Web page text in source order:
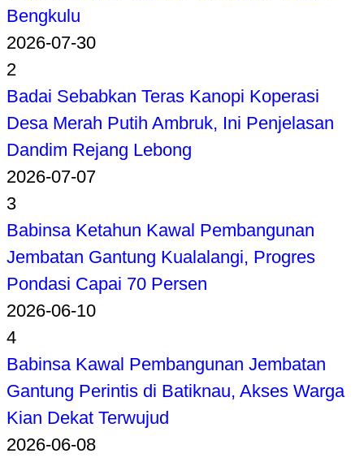
Bengkulu
2026-07-30
2
Badai Sebabkan Teras Kanopi Koperasi
Desa Merah Putih Ambruk, Ini Penjelasan
Dandim Rejang Lebong
2026-07-07
3
Babinsa Ketahun Kawal Pembangunan
Jembatan Gantung Kualalangi, Progres
Pondasi Capai 70 Persen
2026-06-10
4
Babinsa Kawal Pembangunan Jembatan
Gantung Perintis di Batiknau, Akses Warga
Kian Dekat Terwujud
2026-06-08